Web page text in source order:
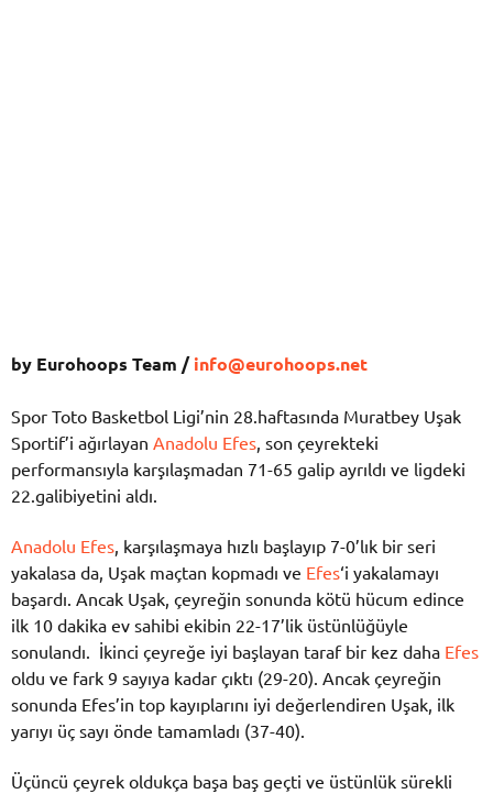
by Eurohoops Team /info@eurohoops.net
Spor Toto Basketbol Ligi’nin 28.haftasında Muratbey Uşak
Sportif’i ağırlayan Anadolu Efes , son çeyrekteki
performansıyla karşılaşmadan 71-65 galip ayrıldı ve ligdeki
22.galibiyetini aldı.
Anadolu Efes , karşılaşmaya hızlı başlayıp 7-0’lık bir seri
yakalasa da, Uşak maçtan kopmadı ve Efes‘i yakalamayı
başardı. Ancak Uşak, çeyreğin sonunda kötü hücum edince
ilk 10 dakika ev sahibi ekibin 22-17’lik üstünlüğüyle
sonulandı. İkinci çeyreğe iyi başlayan taraf bir kez daha Efes
oldu ve fark 9 sayıya kadar çıktı (29-20). Ancak çeyreğin
sonunda Efes’in top kayıplarını iyi değerlendiren Uşak, ilk
yarıyı üç sayı önde tamamladı (37-40).
Üçüncü çeyrek oldukça başa baş geçti ve üstünlük sürekli